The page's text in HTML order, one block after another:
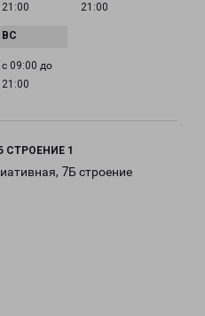
21:00
21:00
с 09:00 до
21:00
1
7Б строение